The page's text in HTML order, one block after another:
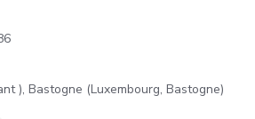
), Bastogne (Luxembourg, Bastogne)